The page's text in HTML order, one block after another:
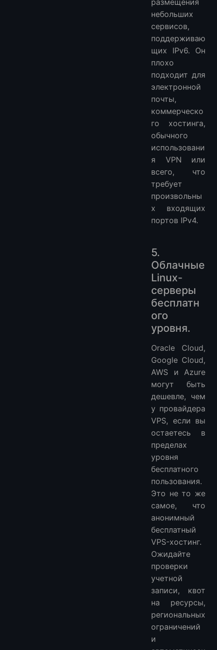
небольших
сервисов,
поддерживаю
щих IPv6. Он
плохо
подходит для
электронной
почты,
коммерческо
го хостинга,
обычного
использовани
я VPN или
всего, что
требует
произвольны
х входящих
портов IPv4.
5.
Облачные
Linux-
серверы
бесплатн
ого
уровня.
Oracle Cloud,
Google Cloud,
AWS и Azure
могут быть
дешевле, чем
у провайдера
VPS, если вы
остаетесь в
пределах
уровня
бесплатного
пользования.
Это не то же
самое, что
анонимный
бесплатный
VPS-хостинг.
Ожидайте
проверки
учетной
записи, квот
на ресурсы,
региональных
ограничений
и